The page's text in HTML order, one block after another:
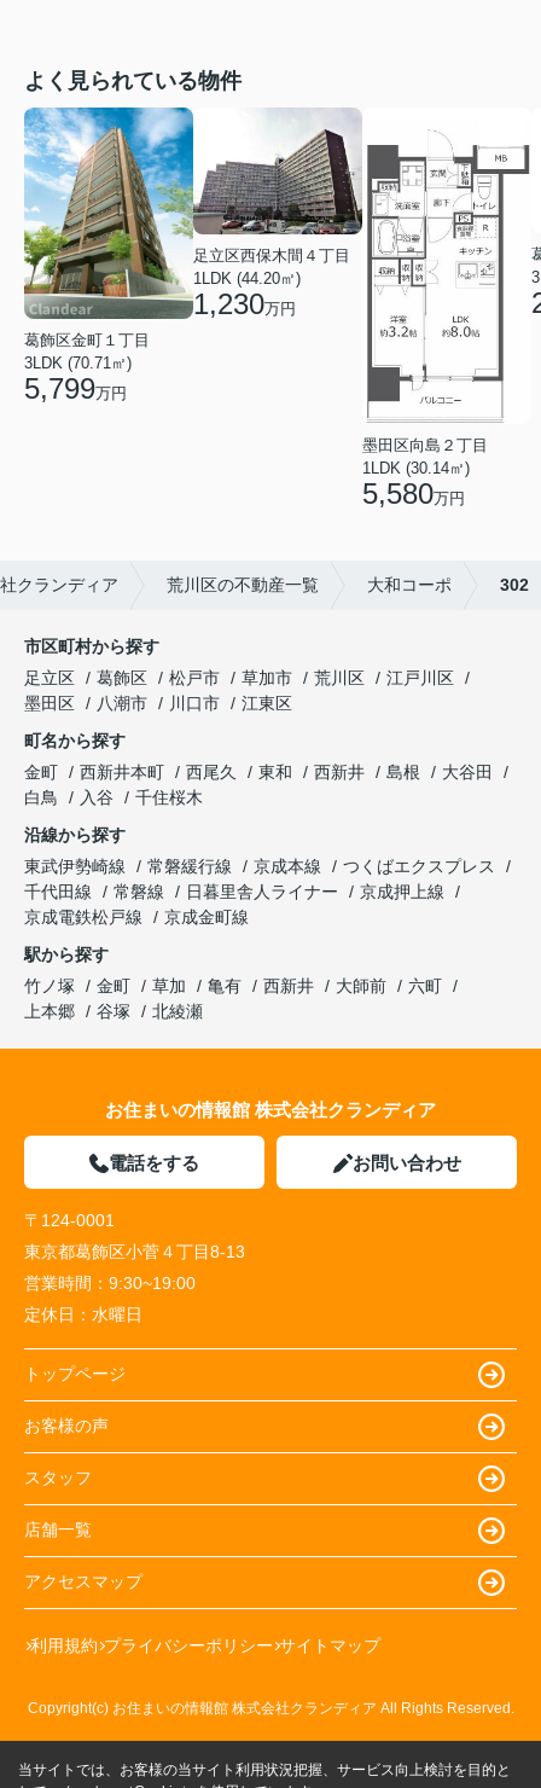
よく見られている物件
葛飾区金町１丁目
3LDK (70.71㎡)
5,799万円
足立区西保木間４丁目
1LDK (44.20㎡)
1,230万円
墨田区向島２丁目
1LDK (30.14㎡)
5,580万円
クランディア 荒川区の不動産一覧 大和コーポ 302
市区町村から探す
足立区
葛飾区 松戸市 草加市 荒川区
江戸川区
墨田区
八潮市 川口市
江東区
町名から探す
金町
西新井本町 西尾久 東和 西新井 島根
大谷田
白鳥
入谷
千住桜木
沿線から探す
東武伊勢崎線
常磐緩行線 京成本線
つくばエクスプレス
千代田線
常磐線 日暮里舎人ライナー
京成押上線
京成電鉄松戸線
京成金町線
駅から探す
竹ノ塚
金町 草加 亀有 西新井 大師前
六町
上本郷
谷塚 北綾瀬
お住まいの情報館 株式会社クランディア
電話をする お問い合わせ
〒124-0001
東京都葛飾区小菅４丁目8-13
営業時間： 9:30~19:00
定休日： 水曜日
トップページ
お客様の声
スタッフ
店舗一覧
アクセスマップ
利用規約 プライバシーポリシー サイトマップ
Copyright(c) お住まいの情報館 株式会社クランディア All Rights Reserved.
当サイトでは、お客様の当サイト利用状況把握、サービス向上検討を目的と